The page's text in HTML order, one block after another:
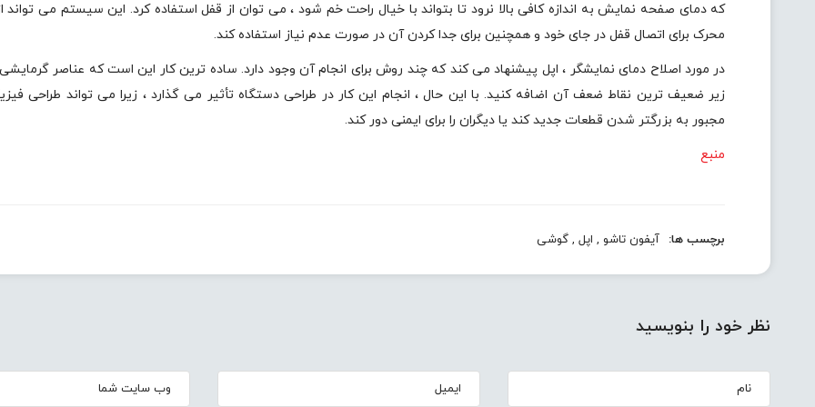
که دمای صفحه نمایش به اندازه کافی بالا نرود تا بتواند با خیال راحت خم شود ، می توان از قفل استفاده کرد. این سیستم می تواند
محرک برای اتصال قفل در جای خود و همچنین برای جدا کردن آن در صورت عدم نیاز استفاده کند.
در مورد اصلاح دمای نمایشگر ، اپل پیشنهاد می کند که چند روش برای انجام آن وجود دارد. ساده ترین کار این است که عناصر گرمایشی
زیر ضعیف ترین نقاط ضعف آن اضافه کنید. با این حال ، انجام این کار در طراحی دستگاه تأثیر می گذارد ، زیرا می تواند طراحی
مجبور به بزرگتر شدن قطعات جدید کند یا دیگران را برای ایمنی دور کند.
منبع
برچسب ها: آیفون تاشو, اپل, گوشی
نظر خود را بنویسید